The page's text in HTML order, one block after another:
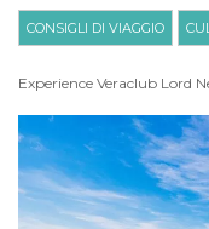
CONSIGLI DI VIAGGIO
Experience Veraclub Lord